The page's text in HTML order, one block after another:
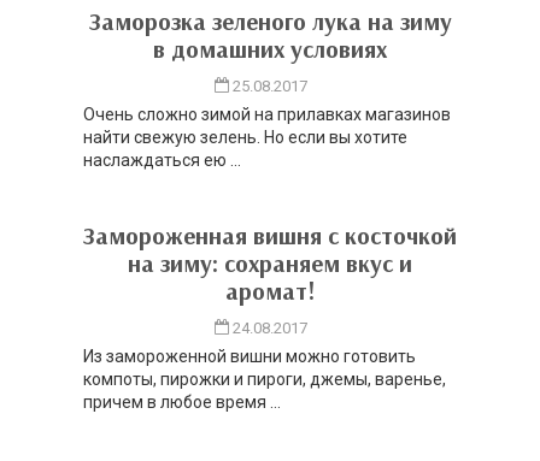
Заморозка зеленого лука на зиму
в домашних условиях
25.08.2017
Очень сложно зимой на прилавках магазинов
найти свежую зелень. Но если вы хотите
наслаждаться ею ...
Замороженная вишня с косточкой
на зиму: сохраняем вкус и
аромат!
24.08.2017
Из замороженной вишни можно готовить
компоты, пирожки и пироги, джемы, варенье,
причем в любое время ...